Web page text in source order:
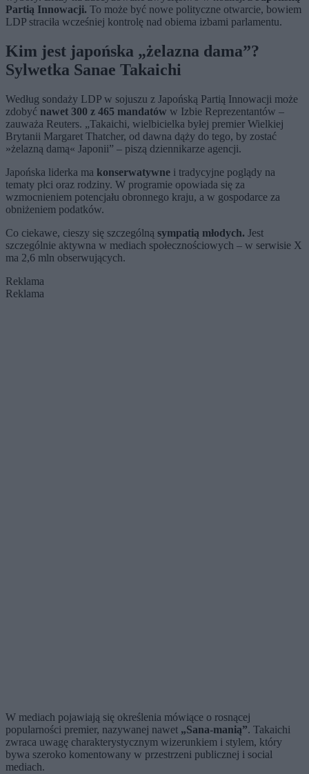
Partią Innowacji. To może być nowe polityczne otwarcie, bowiem
LDP straciła wcześniej kontrolę nad obiema izbami parlamentu.
Kim jest japońska „żelazna dama”?
Sylwetka Sanae Takaichi
Według sondaży LDP w sojuszu z Japońską Partią Innowacji może
zdobyć nawet 300 z 465 mandatów w Izbie Reprezentantów –
zauważa Reuters. „Takaichi, wielbicielka byłej premier Wielkiej
Brytanii Margaret Thatcher, od dawna dąży do tego, by zostać
»żelazną damą« Japonii” – piszą dziennikarze agencji.
Japońska liderka ma konserwatywne i tradycyjne poglądy na
tematy płci oraz rodziny. W programie opowiada się za
wzmocnieniem potencjału obronnego kraju, a w gospodarce za
obniżeniem podatków.
Co ciekawe, cieszy się szczególną sympatią młodych. Jest
szczególnie aktywna w mediach społecznościowych – w serwisie X
ma 2,6 mln obserwujących.
Reklama
Reklama
W mediach pojawiają się określenia mówiące o rosnącej
popularności premier, nazywanej nawet „Sana-manią”. Takaichi
zwraca uwagę charakterystycznym wizerunkiem i stylem, który
bywa szeroko komentowany w przestrzeni publicznej i social
mediach.